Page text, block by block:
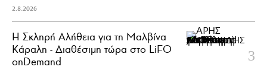
2.8.2026
Η Σκληρή Αλήθεια για τη Μαλβίνα
Κάραλη - Διαθέσιμη τώρα στo LiFO
onDemand